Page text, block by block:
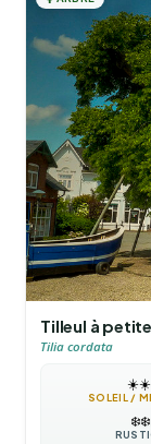
Tilleul à
Tilia cordata
☀️☀️
SOLEIL /
❄️❄️